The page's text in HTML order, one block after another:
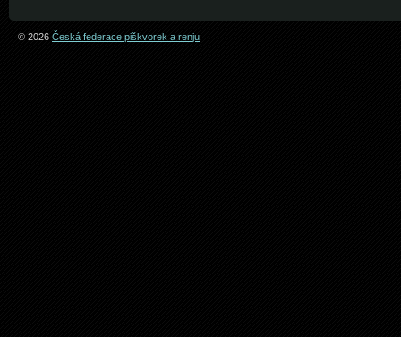
© 2026 Česká federace piškvorek a renju